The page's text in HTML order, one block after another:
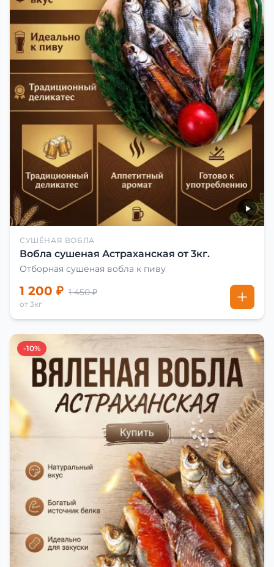
СУШЁНАЯ ВОБЛА
Вобла сушеная Астраханская от 3кг.
Отборная сушёная вобла к пиву
1 200 ₽ 1 450 ₽
от 3кг
-10%